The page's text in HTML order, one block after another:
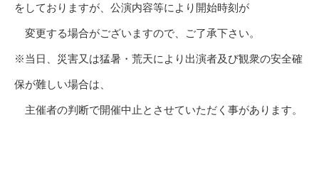
をしておりますが、公演内容等により開始時刻が
変更する場合がございますので、ご了承下さい。
※当日、災害又は猛暑・荒天により出演者及び観衆の安全確
保が難しい場合は、
主催者の判断で開催中止とさせていただく事があります。